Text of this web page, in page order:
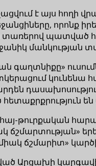
է այս հողի
որոնք
տառերով պատված
մանկության
հայ-
ճշմարիտ»
Արցախի